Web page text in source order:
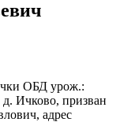
ОБД урож.:
Ичково, призван
адрес